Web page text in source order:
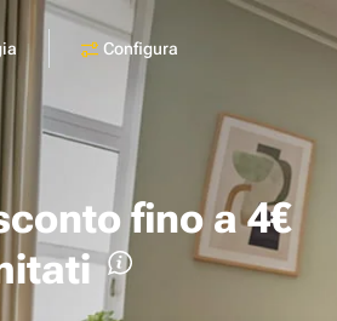
Configura
fino a 4€